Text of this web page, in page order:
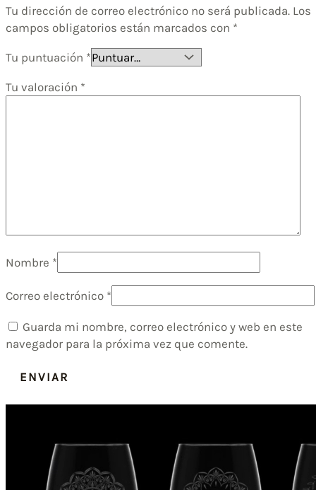
Tu dirección de correo electrónico no será publicada. Los
campos obligatorios están marcados con *
Tu puntuación *
Tu valoración *
Nombre *
Correo electrónico *
Guarda mi nombre, correo electrónico y web en este
navegador para la próxima vez que comente.